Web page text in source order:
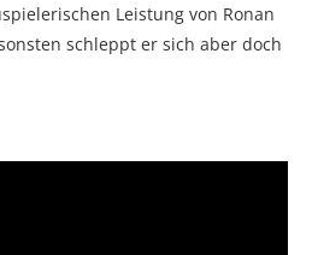
Leistung von Ronan
schleppt er sich aber doch